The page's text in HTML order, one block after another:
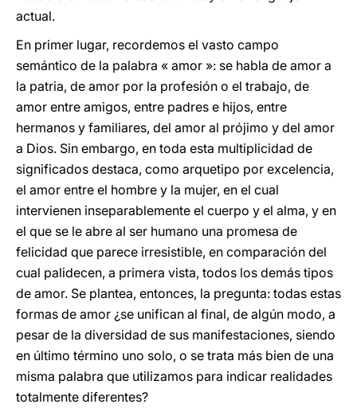
actual.
En primer lugar, recordemos el vasto campo
semántico de la palabra « amor »: se habla de amor a
la patria, de amor por la profesión o el trabajo, de
amor entre amigos, entre padres e hijos, entre
hermanos y familiares, del amor al prójimo y del amor
a Dios. Sin embargo, en toda esta multiplicidad de
significados destaca, como arquetipo por excelencia,
el amor entre el hombre y la mujer, en el cual
intervienen inseparablemente el cuerpo y el alma, y en
el que se le abre al ser humano una promesa de
felicidad que parece irresistible, en comparación del
cual palidecen, a primera vista, todos los demás tipos
de amor. Se plantea, entonces, la pregunta: todas estas
formas de amor ¿se unifican al final, de algún modo, a
pesar de la diversidad de sus manifestaciones, siendo
en último término uno solo, o se trata más bien de una
misma palabra que utilizamos para indicar realidades
totalmente diferentes?